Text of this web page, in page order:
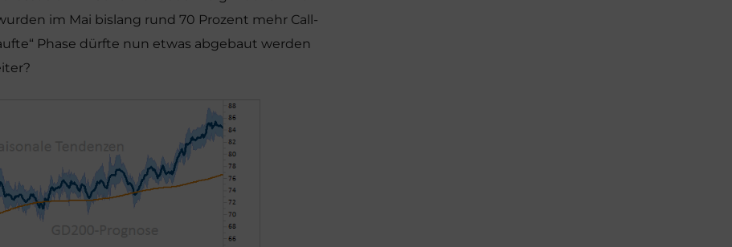
im Mai bislang rund 70 Prozent mehr Call-
Phase dürfte nun etwas abgebaut werden